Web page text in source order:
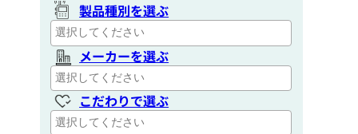
製品種別を選ぶ
メーカーを選ぶ
こだわりで選ぶ